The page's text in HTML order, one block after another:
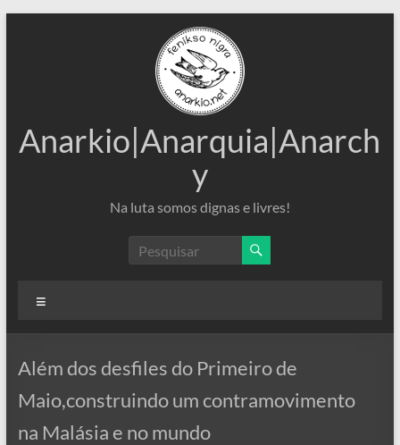
Anarkio|Anarquia|Anarch
y
Na luta somos dignas e livres!
Além dos desfiles do Primeiro de
Maio,construindo um contramovimento
na Malásia e no mundo